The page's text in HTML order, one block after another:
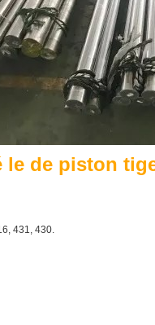
le de piston
431, 430.